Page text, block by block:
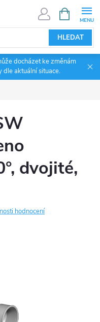
HLEDAT
NÁKUPNÍ
KOŠÍK
docházet ke změnám
aktuální situace.
dvojité,
hodnocení